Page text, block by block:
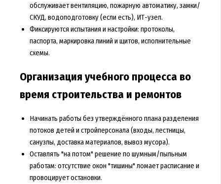
обслуживает вентиляцию, пожарную автоматику, замки/
СКУД, водоподготовку (если есть), ИТ-узел.
Фиксируются испытания и настройки: протоколы,
паспорта, маркировка линий и щитов, исполнительные
схемы.
Организация учебного процесса во
время строительства и ремонтов
Начинать работы без утверждённого плана разделения
потоков детей и стройперсонала (входы, лестницы,
санузлы, доставка материалов, вывоз мусора).
Оставлять "на потом" решение по шумным/пыльным
работам: отсутствие окон "тишины" ломает расписание и
провоцирует остановки.